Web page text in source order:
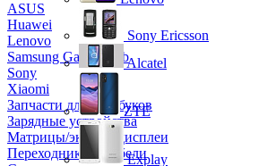
ASUS
Huawei
Lenovo
Samsung Galaxy Tab
Sony
Xiaomi
Запчасти для ноутбуков
Зарядные устройства
Матрицы/экраны/дисплеи
Переходники и кабели
Sony Ericsson
Alcatel
ZTE
Explay